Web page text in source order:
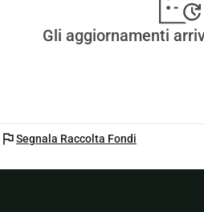
Gli aggiornamenti
flagSegnala Raccolta Fondi